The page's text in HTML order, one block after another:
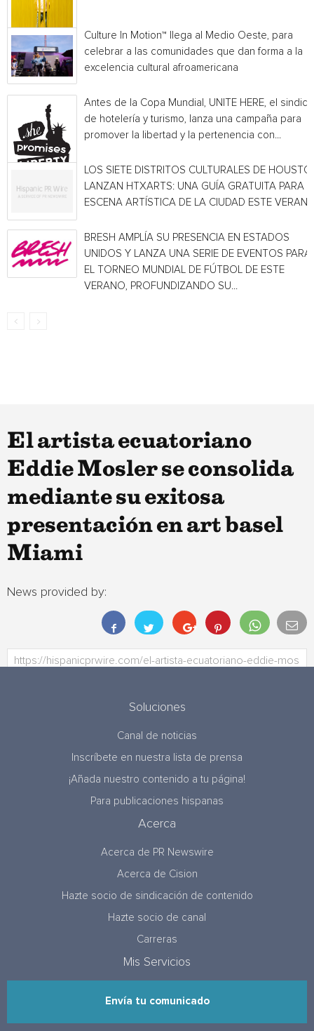
Culture In Motion™ llega al Medio Oeste, para
celebrar a las comunidades que dan forma a la
excelencia cultural afroamericana
Antes de la Copa Mundial, UNITE HERE, el
de hotelería y turismo, lanza una campaña para
promover la libertad y la pertenencia con...
LOS SIETE DISTRITOS CULTURALES DE
LANZAN HTXARTS: UNA GUÍA GRATUITA PARA
ESCENA ARTÍSTICA DE LA CIUDAD ESTE
BRESH AMPLÍA SU PRESENCIA EN ESTADOS
UNIDOS Y LANZA UNA SERIE DE EVENTOS PARA
EL TORNEO MUNDIAL DE FÚTBOL DE ESTE
VERANO, PROFUNDIZANDO SU...
El artista ecuatoriano
Eddie Mosler se consolida
mediante su exitosa
presentación en art basel
Miami
News provided by:
Soluciones
Canal de noticias
Inscríbete en nuestra lista de prensa
¡Añada nuestro contenido a tu página!
Para publicaciones hispanas
Acerca
Acerca de PR Newswire
Acerca de Cision
Hazte socio de sindicación de contenido
Hazte socio de canal
Carreras
Mis Servicios
Envía tu comunicado